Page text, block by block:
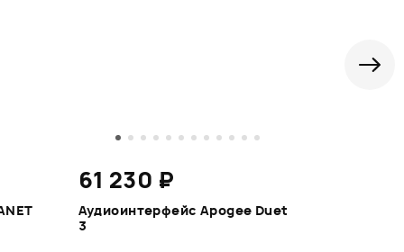
61 230 ₽
Аудиоинтерфейс Apogee Duet
3